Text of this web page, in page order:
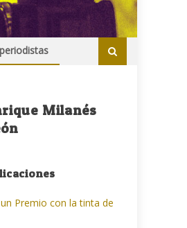
Milanés
Premio con la tinta de